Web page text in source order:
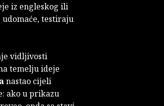
iz engleskog ili
testiraju
vidljivosti
temelju ideje
nastao cijeli
ako u prikazu